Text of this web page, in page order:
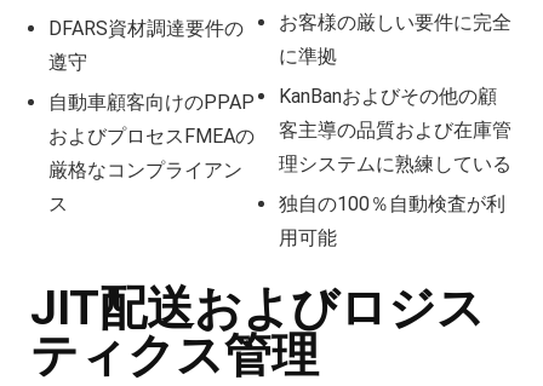
DFARS資材調達要件の
遵守
自動車顧客向けのPPAP
およびプロセスFMEAの
厳格なコンプライアン
ス
お客様の厳しい要件に完全
に準拠
KanBanおよびその他の顧
客主導の品質および在庫管
理システムに熟練している
独自の100％自動検査が利
用可能
JIT配送およびロジス
ティクス管理